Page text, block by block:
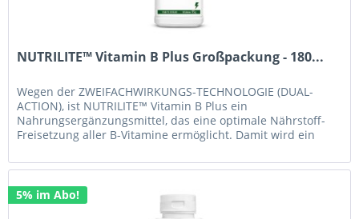
NUTRILITE™ Vitamin B Plus Großpackung - 180...
Wegen der ZWEIFACHWIRKUNGS-TECHNOLOGIE (DUAL-
ACTION), ist NUTRILITE™ Vitamin B Plus ein
Nahrungsergänzungsmittel, das eine optimale Nährstoff-
Freisetzung aller B-Vitamine ermöglicht. Damit wird ein
5% im Abo!